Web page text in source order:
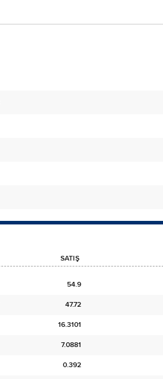
SATIŞ
54.9
47.72
16.3101
7.0881
0.392